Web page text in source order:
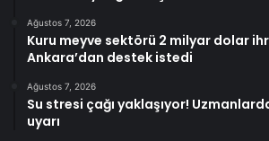
Ağustos 7, 2026
Kuru meyve sektörü 2 milyar dolar
Ankara’dan destek istedi
Ağustos 7, 2026
Su stresi çağı yaklaşıyor!
uyarı